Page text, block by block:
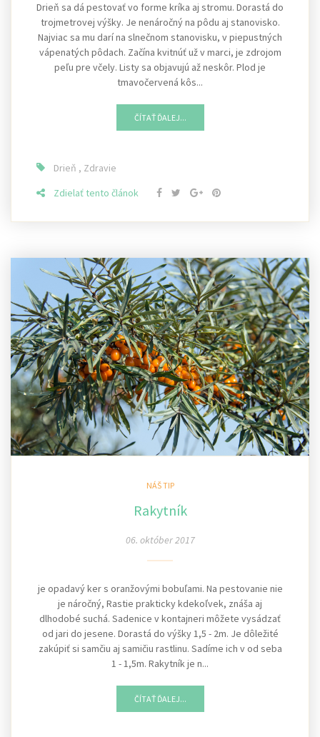
Drieň sa dá pestovať vo forme kríka aj stromu. Dorastá do
trojmetrovej výšky. Je nenáročný na pôdu aj stanovisko.
Najviac sa mu darí na slnečnom stanovisku, v piepustných
vápenatých pôdach. Začína kvitnúť už v marci, je zdrojom
peľu pre včely. Listy sa objavujú až neskôr. Plod je
tmavočervená kôs...
ČÍTAŤ ĎALEJ...
Drieň , Zdravie
Zdielať tento článok
NÁŠ TIP
Rakytník
06. október 2017
je opadavý ker s oranžovými bobuľami. Na pestovanie nie
je náročný, Rastie prakticky kdekoľvek, znáša aj
dlhodobé suchá. Sadenice v kontajneri môžete vysádzať
od jari do jesene. Dorastá do výšky 1,5 - 2m. Je dôležité
zakúpiť si samčiu aj samičiu rastlinu. Sadíme ich v od seba
1 - 1,5m. Rakytník je n...
ČÍTAŤ ĎALEJ...